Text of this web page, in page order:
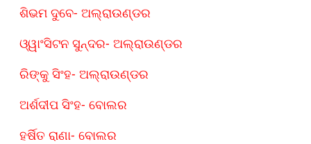
ଶିଭମ ଦୁବେ- ଅଲ୍‌ରାଉଣ୍ଡର
ଓ୍ୱାଂସିଟନ ସୁନ୍ଦର- ଅଲ୍‌ରାଉଣ୍ଡର
ରିଙ୍କୁ ସିଂହ- ଅଲ୍‌ରାଉଣ୍ଡର
ଅର୍ଶଦୀପ ସିଂହ- ବୋଲର
ହର୍ଷିତ ରାଣା- ବୋଲର